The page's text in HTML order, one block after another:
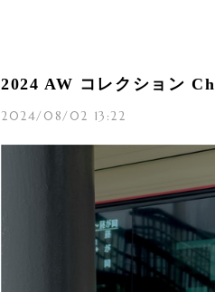
2024 AW コレクション
2024/08/02 13:22